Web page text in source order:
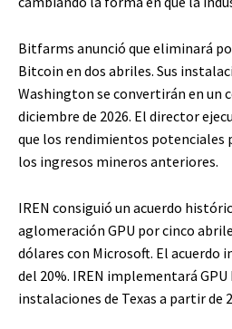
Bitfarms anunció que eliminará
Bitcoin en dos abriles. Sus
Washington se convertirán en un
diciembre de 2026. El director
que los rendimientos potenciales
los ingresos mineros anteriores.
IREN consiguió un acuerdo
aglomeración GPU por cinco
dólares con Microsoft. El acuerdo
del 20%. IREN implementará GPU
instalaciones de Texas a partir de